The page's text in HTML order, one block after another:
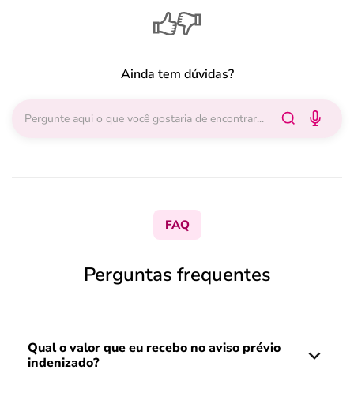
Ainda tem dúvidas?
FAQ
Perguntas frequentes
Qual o valor que eu recebo no aviso prévio
indenizado?